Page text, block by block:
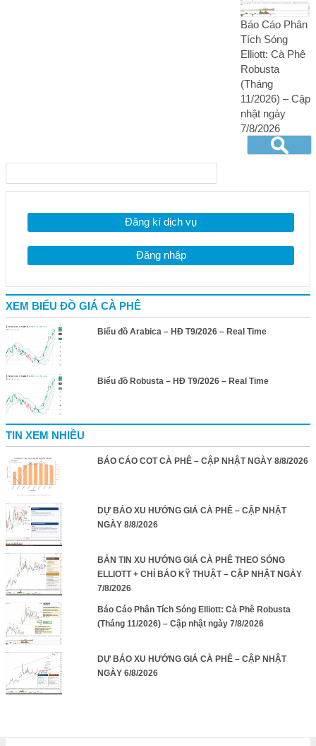
Báo Cáo Phân
Tích Sóng
Elliott: Cà Phê
Robusta
(Tháng
11/2026) – Cập
nhật ngày
7/8/2026
Đăng kí dịch vụ
Đăng nhập
XEM BIỂU ĐỒ GIÁ CÀ PHÊ
Biểu đồ Arabica – HĐ T9/2026 – Real Time
Biểu đồ Robusta – HĐ T9/2026 – Real Time
TIN XEM NHIỀU
BÁO CÁO COT CÀ PHÊ – CẬP NHẬT NGÀY 8/8/2026
DỰ BÁO XU HƯỚNG GIÁ CÀ PHÊ – CẬP NHẬT
NGÀY 8/8/2026
BẢN TIN XU HƯỚNG GIÁ CÀ PHÊ THEO SÓNG
ELLIOTT + CHỈ BÁO KỸ THUẬT – CẬP NHẬT NGÀY
7/8/2026
Báo Cáo Phân Tích Sóng Elliott: Cà Phê Robusta
(Tháng 11/2026) – Cập nhật ngày 7/8/2026
DỰ BÁO XU HƯỚNG GIÁ CÀ PHÊ – CẬP NHẬT
NGÀY 6/8/2026